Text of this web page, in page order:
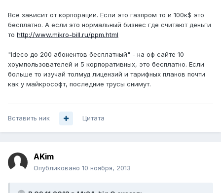
Все зависит от корпорации. Если это газпром то и 100к$ это
бесплатно. А если это нормальный бизнес где считают деньги
то http://www.mikro-bill.ru/ppm.html
"Ideco до 200 абонентов бесплатный" - на оф сайте 10
хоумпользователей и 5 корпоративных, это бесплатно. Если
больше то изучай толмуд лицензий и тарифных планов почти
как у майкрософт, последние трусы снимут.
Вставить ник Цитата
AKim
Опубликовано 10 ноября, 2013